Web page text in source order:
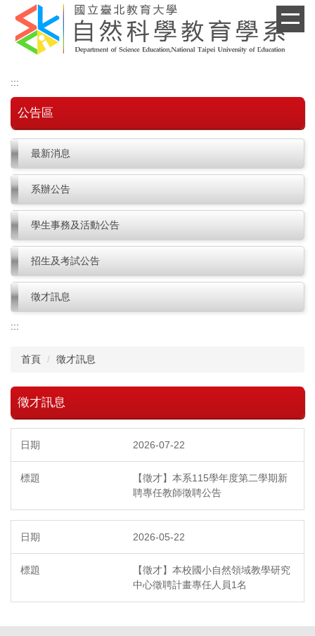
主
容
區
:::
公告區
最新消息
系辦公告
學生事務及活動公告
招生及考試公告
徵才訊息
:::
首頁 徵才訊息
徵才訊息
2026-07-22
【徵才】本系115學年度第二學期新
聘專任教師徵聘公告
2026-05-22
【徵才】本校國小自然領域教學研究
中心徵聘計畫專任人員1名